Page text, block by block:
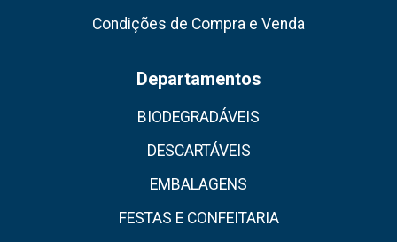
Condições de Compra e Venda
Departamentos
BIODEGRADÁVEIS
DESCARTÁVEIS
EMBALAGENS
FESTAS E CONFEITARIA